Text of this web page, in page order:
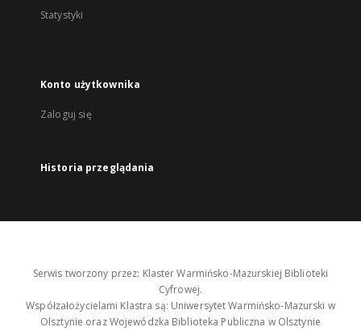
Statystyki
Konto użytkownika
Zaloguj się
Historia przeglądania
Serwis tworzony przez: Klaster Warmińsko-Mazurskiej Biblioteki
Cyfrowej.
Współzałożycielami Klastra są: Uniwersytet Warmińsko-Mazurski w
Olsztynie oraz Wojewódzka Biblioteka Publiczna w Olsztynie